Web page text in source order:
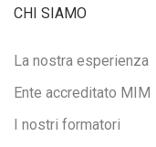
CHI SIAMO
La nostra esperienza
Ente accreditato MIM
I nostri formatori